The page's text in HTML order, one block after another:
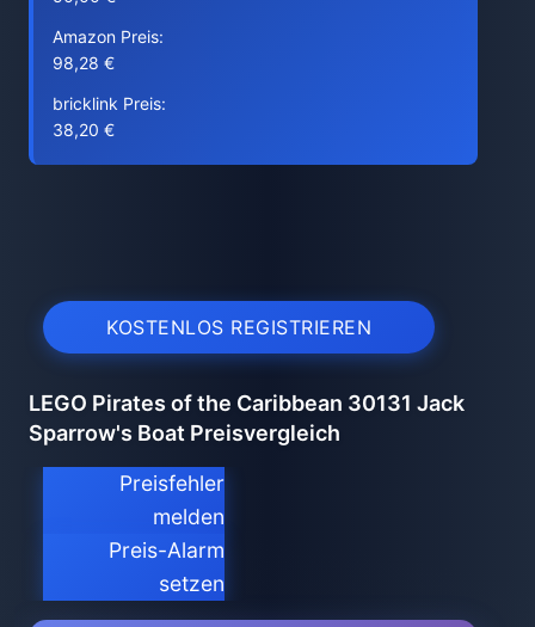
Amazon Preis:
98,28 €
bricklink Preis:
38,20 €
KOSTENLOS REGISTRIEREN
LEGO Pirates of the Caribbean 30131 Jack
Sparrow's Boat Preisvergleich
Preisfehler
melden
Preis-Alarm
setzen